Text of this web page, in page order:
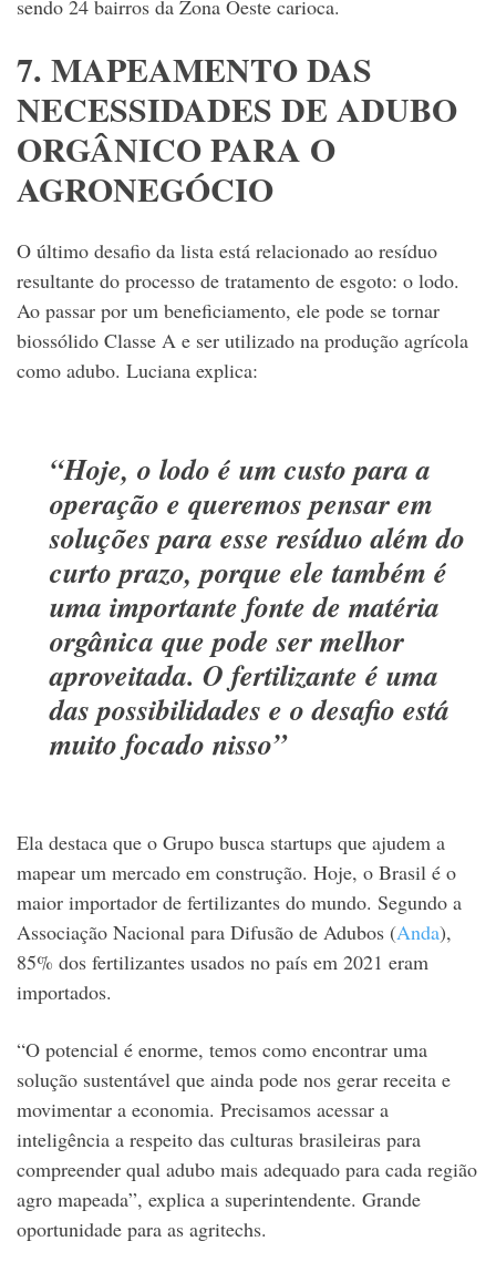
sendo 24 bairros da Zona Oeste carioca.
7. MAPEAMENTO DAS
NECESSIDADES DE ADUBO
ORGÂNICO PARA O
AGRONEGÓCIO
O último desafio da lista está relacionado ao resíduo
resultante do processo de tratamento de esgoto: o lodo.
Ao passar por um beneficiamento, ele pode se tornar
biossólido Classe A e ser utilizado na produção agrícola
como adubo. Luciana explica:
“Hoje, o lodo é um custo para a
operação e queremos pensar em
soluções para esse resíduo além do
curto prazo, porque ele também é
uma importante fonte de matéria
orgânica que pode ser melhor
aproveitada. O fertilizante é uma
das possibilidades e o desafio está
muito focado nisso”
Ela destaca que o Grupo busca startups que ajudem a
mapear um mercado em construção. Hoje, o Brasil é o
maior importador de fertilizantes do mundo. Segundo a
Associação Nacional para Difusão de Adubos (Anda),
85% dos fertilizantes usados no país em 2021 eram
importados.
“O potencial é enorme, temos como encontrar uma
solução sustentável que ainda pode nos gerar receita e
movimentar a economia. Precisamos acessar a
inteligência a respeito das culturas brasileiras para
compreender qual adubo mais adequado para cada região
agro mapeada”, explica a superintendente. Grande
oportunidade para as agritechs.